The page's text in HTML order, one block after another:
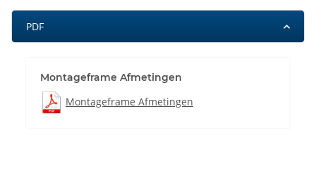
PDF
Montageframe Afmetingen
Montageframe Afmetingen